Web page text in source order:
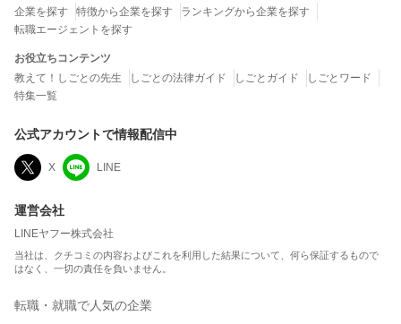
企業を探す
特徴から企業を探す
ランキングから企業を探す
転職エージェントを探す
お役立ちコンテンツ
教えて！しごとの先生
しごとの法律ガイド しごとガイド
しごとワード
特集一覧
公式アカウントで情報配信中
X LINE
運営会社
LINEヤフー株式会社
当社は、クチコミの内容およびこれを利用した結果について、何ら保証するもので
はなく、一切の責任を負いません。
転職・就職で人気の企業